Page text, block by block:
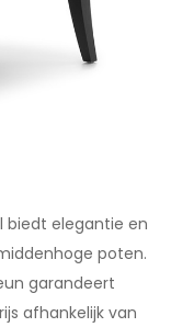
biedt elegantie en
poten.
garandeert
afhankelijk van